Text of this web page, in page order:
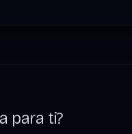
para ti?